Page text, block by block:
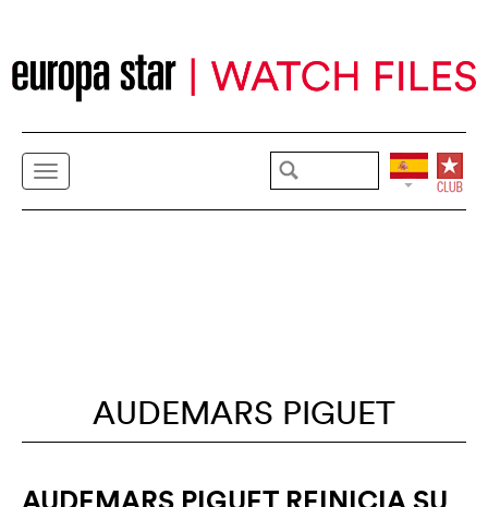
AUDEMARS PIGUET